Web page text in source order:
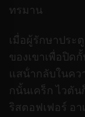
ทรมาน
เมื่อผู้รักษาประ
ของเขาเพื่อปิด
แสน้ํากลับในคว
กนั้นเคร็ก ไวตั
ริสตอฟเฟอร์ อ